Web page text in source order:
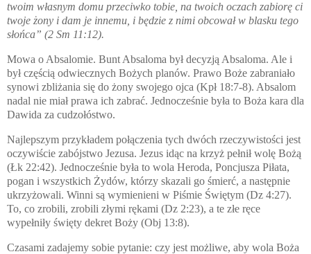
twoim własnym domu przeciwko tobie, na twoich oczach zabiorę ci
twoje żony i dam je innemu, i będzie z nimi obcował w blasku tego
słońca” (2 Sm 11:12).
Mowa o Absalomie. Bunt Absaloma był decyzją Absaloma. Ale i
był częścią odwiecznych Bożych planów. Prawo Boże zabraniało
synowi zbliżania się do żony swojego ojca (Kpł 18:7-8). Absalom
nadal nie miał prawa ich zabrać. Jednocześnie była to Boża kara dla
Dawida za cudzołóstwo.
Najlepszym przykładem połączenia tych dwóch rzeczywistości jest
oczywiście zabójstwo Jezusa. Jezus idąc na krzyż pełnił wolę Bożą
(Łk 22:42). Jednocześnie była to wola Heroda, Poncjusza Piłata,
pogan i wszystkich Żydów, którzy skazali go śmierć, a następnie
ukrzyżowali. Winni są wymienieni w Piśmie Świętym (Dz 4:27).
To, co zrobili, zrobili złymi rękami (Dz 2:23), a te złe ręce
wypełniły święty dekret Boży (Obj 13:8).
Czasami zadajemy sobie pytanie: czy jest możliwe, aby wola Boża